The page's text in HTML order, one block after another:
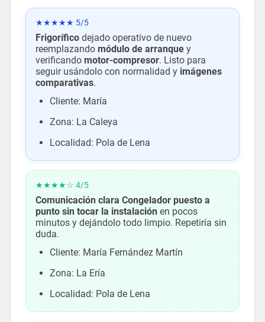
★★★★★ 5/5
Frigoríficodejado operativo de nuevo
reemplazando módulo de arranquey
verificando motor-compresor. Listo para
seguir usándolo con normalidad y imágenes
comparativas.
Cliente: María
Zona: La Caleya
Localidad: Pola de Lena
★★★★☆ 4/5
Comunicación clara Congelador puesto a
punto sin tocar la instalaciónen pocos
minutos y dejándolo todo limpio. Repetiría sin
duda.
Cliente: María Fernández Martín
Zona: La Ería
Localidad: Pola de Lena